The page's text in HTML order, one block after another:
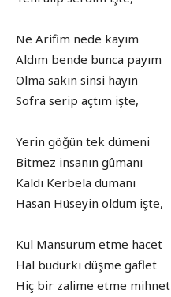
Ne Arifim nede kayım
Aldım bende bunca payım
Olma sakın sinsi hayın
Sofra serip açtım işte,
Yerin göğün tek dümeni
Bitmez insanın gûmanı
Kaldı Kerbela dumanı
Hasan Hüseyin oldum işte,
Kul Mansurum etme hacet
Hal budurki düşme gaflet
Hiç bir zalime etme mihnet